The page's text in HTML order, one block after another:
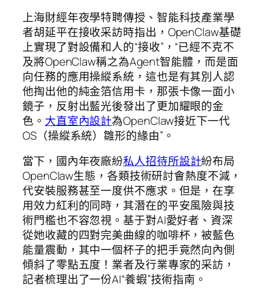
上海財經年夜學特聘傳授、智能科技產業學
者胡延平在接收采訪時指出，OpenClaw基礎
上實現了對設備和人的“接收”，“已經不克不
及將OpenClaw稱之為Agent智能體，而是面
向任務的應用操縱系統，這也是有其別人認
他掏出他的純金箔信用卡，那張卡像一面小
鏡子，反射出藍光後發出了更加耀眼的金
色。 大直室內設計為OpenClaw接近下一代
OS（操縱系統）雛形的緣由”。
當下，國內年夜廠紛私人招待所設計紛布局
OpenClaw生態，各類技術研討會熱度不減，
代安裝服務甚至一度供不應求。但是，在享
用效力紅利的同時，其潛在的平安風險與技
術門檻也不容忽視。基于對AI愛好者、資深
從她收藏的四對完美曲線的咖啡杯，被藍色
能量震動，其中一個杯子的把手竟然向內側
傾斜了零點五度！業者及行業專家的采訪，
記者梳理出了一份AI“養蝦”技術指南。